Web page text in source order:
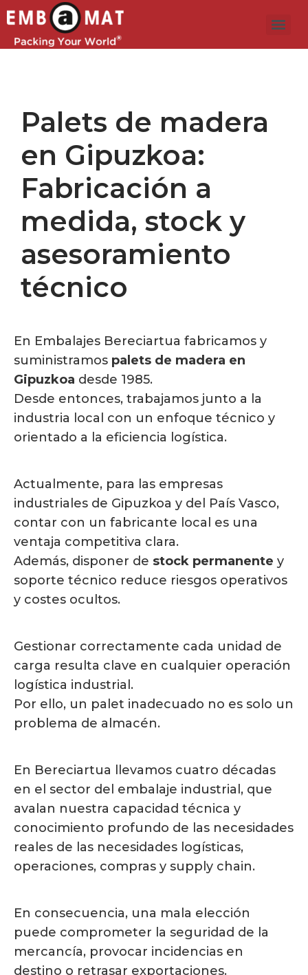
Palets de madera
en Gipuzkoa:
Fabricación a
medida, stock y
asesoramiento
técnico
En Embalajes Bereciartua fabricamos y
suministramos palets de madera en
Gipuzkoa desde 1985.
Desde entonces, trabajamos junto a la
industria local con un enfoque técnico y
orientado a la eficiencia logística.
Actualmente, para las empresas
industriales de Gipuzkoa y del País Vasco,
contar con un fabricante local es una
ventaja competitiva clara.
Además, disponer de stock permanente y
soporte técnico reduce riesgos operativos
y costes ocultos.
Gestionar correctamente cada unidad de
carga resulta clave en cualquier operación
logística industrial.
Por ello, un palet inadecuado no es solo un
problema de almacén.
En Bereciartua llevamos cuatro décadas
en el sector del embalaje industrial, que
avalan nuestra capacidad técnica y
conocimiento profundo de las necesidades
reales de las necesidades logísticas,
operaciones, compras y supply chain.
En consecuencia, una mala elección
puede comprometer la seguridad de la
mercancía, provocar incidencias en
destino o retrasar exportaciones.